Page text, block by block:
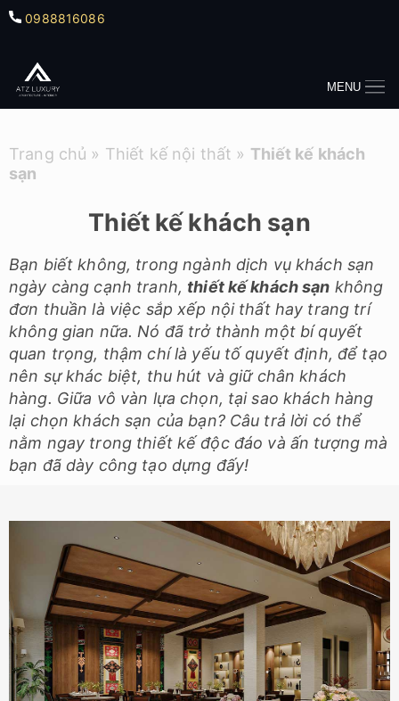
0988816086
MENU
Trang chủ » Thiết kế nội thất » Thiết kế khách
sạn
Thiết kế khách sạn
Bạn biết không, trong ngành dịch vụ khách sạn
ngày càng cạnh tranh, thiết kế khách sạn không
đơn thuần là việc sắp xếp nội thất hay trang trí
không gian nữa. Nó đã trở thành một bí quyết
quan trọng, thậm chí là yếu tố quyết định, để tạo
nên sự khác biệt, thu hút và giữ chân khách
hàng. Giữa vô vàn lựa chọn, tại sao khách hàng
lại chọn khách sạn của bạn? Câu trả lời có thể
nằm ngay trong thiết kế độc đáo và ấn tượng mà
bạn đã dày công tạo dựng đấy!